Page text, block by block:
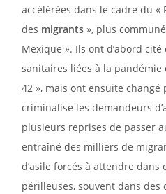
accélérées dans le cadre du «
des migrants », plus
Mexique ». Ils ont d’abord
sanitaires liées à la pandémie
42 », mais ont ensuite changé
criminalise les demandeurs
plusieurs reprises de passer
entraîné des milliers de
d’asile forcés à attendre
périlleuses, souvent dans des